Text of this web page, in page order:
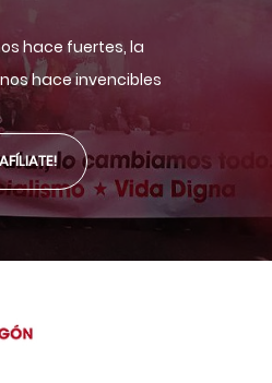
hace fuertes, la
hace invencibles